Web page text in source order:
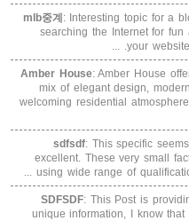
mlb중계 : Interesting topic for a
searching the Internet for fun
your
Amber House: Amber House
mix of elegant design,
welcoming residential
sdfsdf: This specific
excellent. These very small
using wide range of
SDFSDF: This Post is
unique information, I know